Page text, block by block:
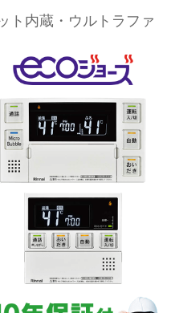
ト内蔵・ウルトラファ